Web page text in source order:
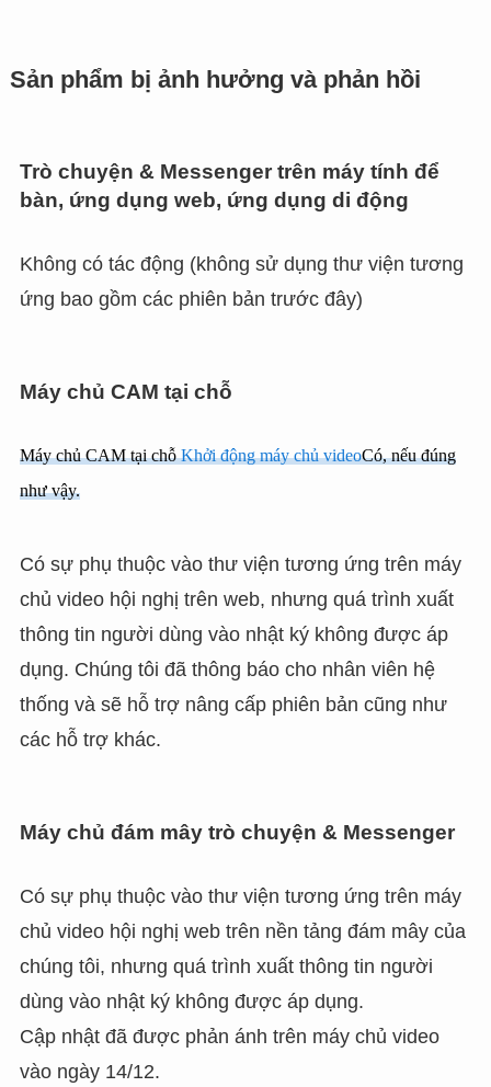
Sản phẩm bị ảnh hưởng và phản hồi
Trò chuyện & Messenger trên máy tính để
bàn, ứng dụng web, ứng dụng di động
Không có tác động (không sử dụng thư viện tương
ứng bao gồm các phiên bản trước đây)
Máy chủ CAM tại chỗ
Máy chủ CAM tại chỗKhởi động máy chủ videoCó, nếu đúng
như vậy.
Có sự phụ thuộc vào thư viện tương ứng trên máy
chủ video hội nghị trên web, nhưng quá trình xuất
thông tin người dùng vào nhật ký không được áp
dụng. Chúng tôi đã thông báo cho nhân viên hệ
thống và sẽ hỗ trợ nâng cấp phiên bản cũng như
các hỗ trợ khác.
Máy chủ đám mây trò chuyện & Messenger
Có sự phụ thuộc vào thư viện tương ứng trên máy
chủ video hội nghị web trên nền tảng đám mây của
chúng tôi, nhưng quá trình xuất thông tin người
dùng vào nhật ký không được áp dụng.
Cập nhật đã được phản ánh trên máy chủ video
vào ngày 14/12.